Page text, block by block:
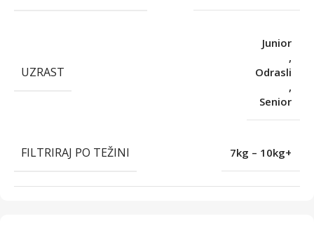
UZRAST
Junior
,
Odrasli
,
Senior
FILTRIRAJ PO TEŽINI 7kg – 10kg+